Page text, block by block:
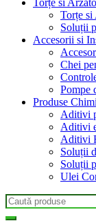
Torțe si
Torțe si
Soluții
Accesorii si
Chei
Pompe
Produse
Aditivi
Aditivi
Aditivi
Soluții
Soluții
Ulei
Search
for: